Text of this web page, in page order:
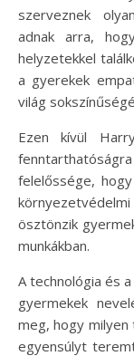
szerveznek
adnak arra,
helyzetekkel
a gyerekek
világ
Ezen kívül
felelőssége,
ösztönzik
munkákban.
A technológia és
gyermekek
meg, hogy
egyensúlyt